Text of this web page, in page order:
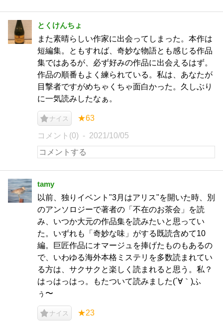
とくけんちょ
また素晴らしい作家に出会ってしまった。本作は
短編集。ともすれば、奇妙な物語とも感じる作品
集ではあるが、必ず好みの作品に出会えるはず。
作品の順番もよく練られている。私は、あなたが
目撃者ですがめちゃくちゃ面白かった。久しぶり
に一気読みしたなぁ。
ナイス ★63
コメント(0) 2021/10/05
tamy
以前、独りイベント"3月はアリス"を開いた時、別
のアンソロジーで著者の「不在のお茶会」を読
み、いつか大元の作品集を読みたいと思ってい
た。いずれも「奇妙な味」がする既読含めて10
編。巨匠作品にオマージュを捧げたものもあるの
で、いわゆる海外本格ミステリを多数読まれてい
る方は、サクサクと楽しく読まれると思う。私？
はっはっはっ。もたついて読みました(´∀｀)ふ
ぅ〜
ナイス ★23